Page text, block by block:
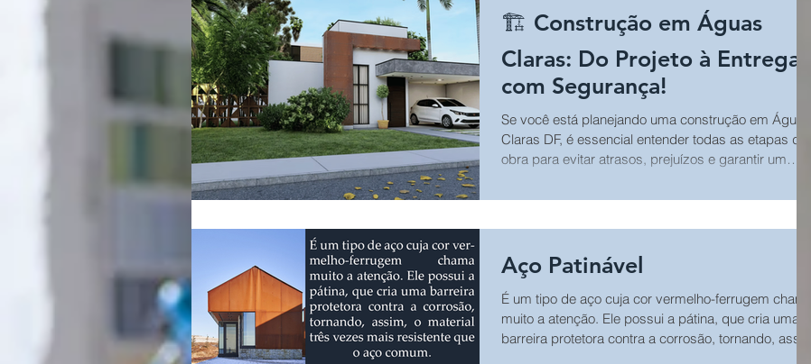
sua família. A arquitetura moderna de alto padrão
tem um compromisso muito claro: a casa de
🏗️ Construção em Águas
Claras: Do Projeto à Entrega
com Segurança!
Se você está planejando uma construção em Águas
Claras DF, é essencial entender todas as etapas da
obra para evitar atrasos, prejuízos e garantir um
planejada passa por etapas fundamentais:✔ Projeto
Aço Patinável
É um tipo de aço cuja cor vermelho-ferrugem chama
muito a atenção. Ele possui a pátina, que cria uma
barreira protetora contra a corrosão, tornando, assim,